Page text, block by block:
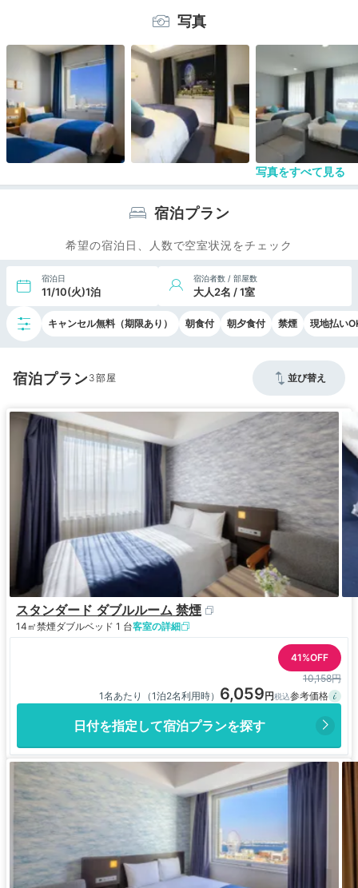
それでも夜景を見ながらの【部屋飲み】は悪くなか
ったです。
ロケーションは【桜木町駅】から徒歩１分と最高の
場所です。
専用駐車場はなく、契約駐車場だと１泊2,000円
（立駐）or3,000円（平置）
私はホテルまで徒歩数分の【馬車道地下駐車場】
（24時間1,700円）を利用しました(^^)b
写真
写真をすべて見る
宿泊プラン
希望の宿泊日、人数で空室状況をチェック
宿泊日
11/10(火)1泊
宿泊者数 / 部屋数
大人2名 / 1室
キャンセル無料（期限あり） 朝食付 朝夕食付 禁煙 現地払い
宿泊プラン3 並び替え
スタンダード ダブルルーム 禁煙
14㎡禁煙ダブルベッド 1 台客室の詳細
41%OFF
10,158円
1名あたり（1泊2名利用時） 6,059
日付を指定して宿泊プランを探す